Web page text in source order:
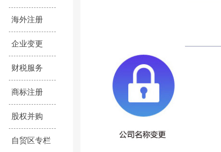
海外注册
企业变更
财税服务
商标注册
股权并购
自贸区专栏